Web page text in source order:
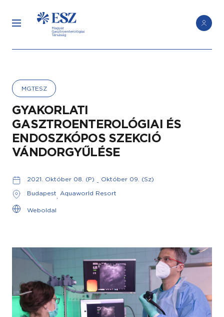
MGTESZ
GYAKORLATI
GASZTROENTEROLÓGIAI ÉS
ENDOSZKÓPOS SZEKCIÓ
VÁNDORGYŰLÉSE
2021. Október 08. (P) - Október 09. (Sz)
Budapest, Aquaworld Resort
Weboldal